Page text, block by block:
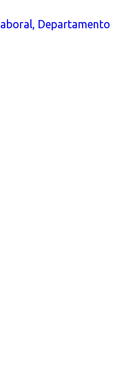
Departamento